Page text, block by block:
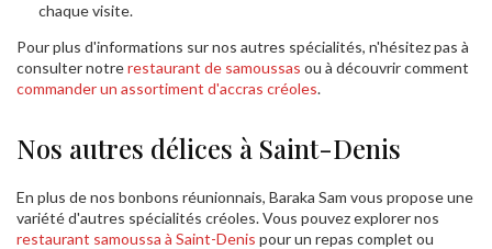
chaque visite.
Pour plus d'informations sur nos autres spécialités, n'hésitez pas à
consulter notrerestaurant de samoussas ou à découvrir comment
commander un assortiment d'accras créoles.
Nos autres délices à Saint-Denis
En plus de nos bonbons réunionnais, Baraka Sam vous propose une
variété d'autres spécialités créoles. Vous pouvez explorer nos
restaurant samoussa à Saint-Denis pour un repas complet ou